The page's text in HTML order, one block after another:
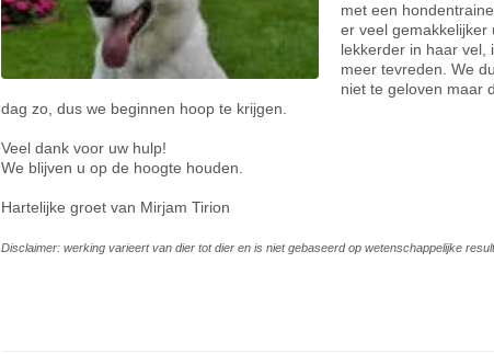
met een
er veel gemakkelijker
lekkerder in haar vel,
meer tevreden. We
niet te geloven maar
dag zo, dus we beginnen hoop te krijgen.
Veel dank voor uw hulp!
We blijven u op de hoogte houden.
Hartelijke groet van Mirjam Tirion
Disclaimer: werking varieert van dier tot dier en is niet gebaseerd op wetenschappelijke